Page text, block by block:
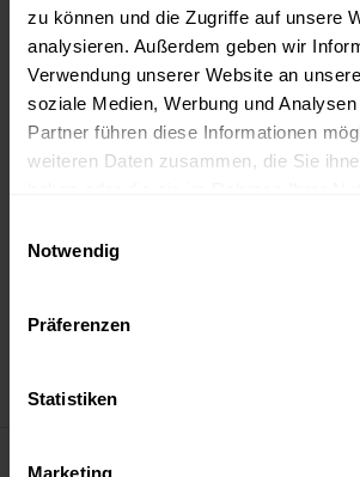
zu können und die Zugriffe auf unsere
analysieren. Außerdem geben wir
Verwendung unserer Website an
soziale Medien, Werbung und
Partner führen diese Informationen
weiteren Daten zusammen, die Sie
Notwendig
Präferenzen
Statistiken
Marketing
-Anzeige-